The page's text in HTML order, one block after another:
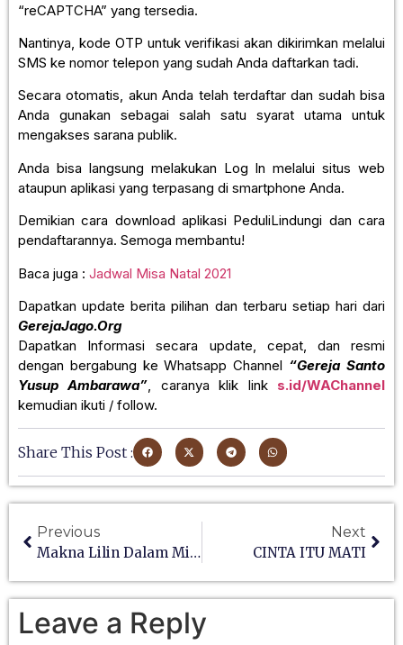
“reCAPTCHA” yang tersedia.
Nantinya, kode OTP untuk verifikasi akan dikirimkan melalui
SMS ke nomor telepon yang sudah Anda daftarkan tadi.
Secara otomatis, akun Anda telah terdaftar dan sudah bisa
Anda gunakan sebagai salah satu syarat utama untuk
mengakses sarana publik.
Anda bisa langsung melakukan Log In melalui situs web
ataupun aplikasi yang terpasang di smartphone Anda.
Demikian cara download aplikasi PeduliLindungi dan cara
pendaftarannya. Semoga membantu!
Baca juga : Jadwal Misa Natal 2021
Dapatkan update berita pilihan dan terbaru setiap hari dari
GerejaJago.Org
Dapatkan Informasi secara update, cepat, dan resmi
dengan bergabung ke Whatsapp Channel “Gereja Santo
Yusup Ambarawa”, caranya klik link s.id/WAChannel
kemudian ikuti / follow.
Share This Post :
Previous
Makna Lilin Dalam Misa
Next
CINTA ITU MATI
Leave a Reply